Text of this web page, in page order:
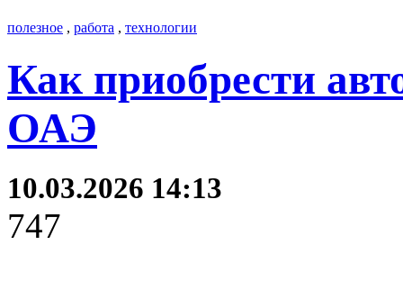
полезное , работа , технологии
Как приобрести
ОАЭ
10.03.2026 14:13
747